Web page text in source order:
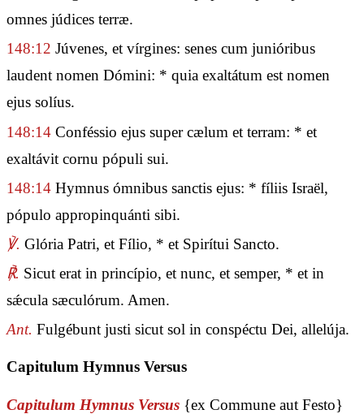
omnes júdices terræ.
148:12 Júvenes, et vírgines: senes cum junióribus
laudent nomen Dómini: * quia exaltátum est nomen
ejus solíus.
148:14 Conféssio ejus super cælum et terram: * et
exaltávit cornu pópuli sui.
148:14 Hymnus ómnibus sanctis ejus: * fíliis Israël,
pópulo appropinquánti sibi.
℣. Glória Patri, et Fílio, * et Spirítui Sancto.
℟. Sicut erat in princípio, et nunc, et semper, * et in
sǽcula sæculórum. Amen.
Ant. Fulgébunt justi sicut sol in conspéctu Dei, allelúja.
Capitulum Hymnus Versus
Capitulum Hymnus Versus {ex Commune aut Festo}